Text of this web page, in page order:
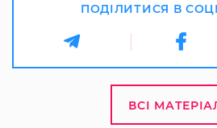
ПОДІЛИТИСЯ В
ВСІ